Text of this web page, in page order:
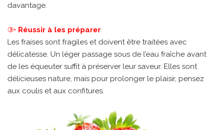
davantage.
③• Réussir à les préparer
Les fraises sont fragiles et doivent être traitées avec
délicatesse. Un léger passage sous de l’eau fraîche avant
de les équeuter suffit à préserver leur saveur. Elles sont
délicieuses nature, mais pour prolonger le plaisir, pensez
aux coulis et aux confitures.